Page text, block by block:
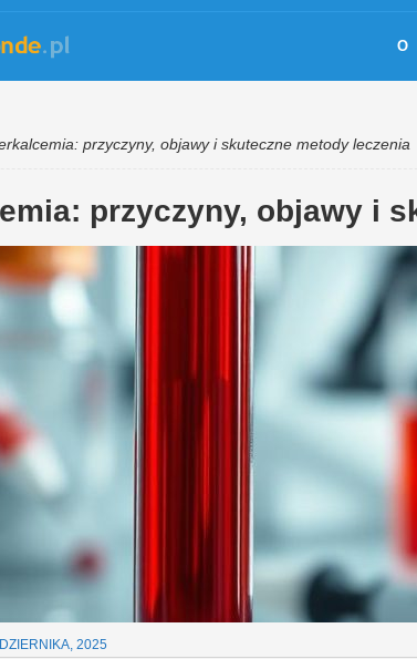
O
przyczyny, objawy i skuteczne metody leczenia
przyczyny, objawy i
2025